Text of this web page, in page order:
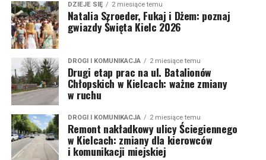
DZIEJE SIĘ 2 miesiące temu
Natalia Szroeder, Fukaj i Dżem: poznaj
gwiazdy Święta Kielc 2026
DROGI I KOMUNIKACJA 2 miesiące temu
Drugi etap prac na ul. Batalionów
Chłopskich w Kielcach: ważne zmiany
w ruchu
DROGI I KOMUNIKACJA 2 miesiące temu
Remont nakładkowy ulicy Ściegiennego
w Kielcach: zmiany dla kierowców
i komunikacji miejskiej